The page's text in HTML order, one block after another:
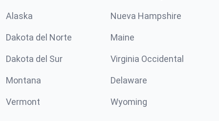
Alaska Nueva Hampshire
Dakota del Norte Maine
Dakota del Sur Virginia Occidental
Montana Delaware
Vermont Wyoming